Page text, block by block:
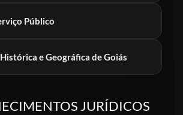
Público
e Geográfica de Goiás
JURÍDICOS